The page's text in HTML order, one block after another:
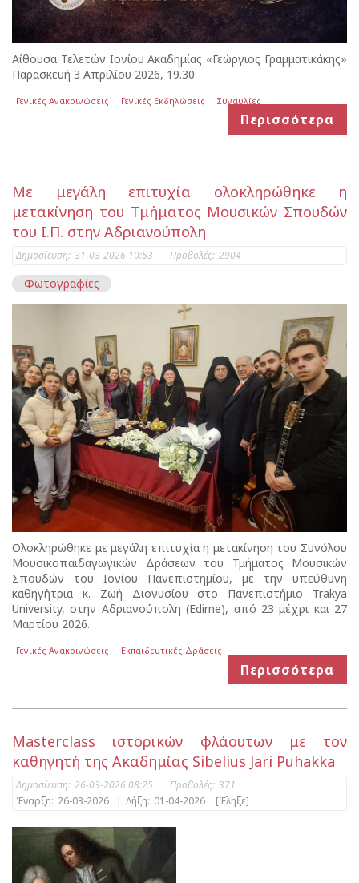
Αίθουσα Τελετών Ιονίου Ακαδημίας «Γεώργιος Γραμματικάκης»
Παρασκευή 3 Απριλίου 2026, 19.30
Γενικές Ανακοινώσεις Γενικές Εκδηλώσεις Συναυλίες
Περισσότερα
Με μεγάλη επιτυχία ολοκληρώθηκε η
μετακίνηση του Τμήματος Μουσικών Σπουδών
του Ι.Π. στην Αδριανούπολη
Δημοσίευση: 31-03-2026 10:53 | Προβολές: 2904
Φωτογραφίες
Ολοκληρώθηκε με μεγάλη επιτυχία η μετακίνηση του Συνόλου
Μουσικοπαιδαγωγικών Δράσεων του Τμήματος Μουσικών
Σπουδών του Ιονίου Πανεπιστημίου, με την υπεύθυνη
καθηγήτρια κ. Ζωή Διονυσίου στο Πανεπιστήμιο Trakya
University, στην Αδριανούπολη (Edirne), από 23 μέχρι και 27
Μαρτίου 2026.
Γενικές Ανακοινώσεις Εκπαιδευτικές Δράσεις
Περισσότερα
Μasterclass ιστορικών φλάουτων με τον
καθηγητή της Ακαδημίας Sibelius Jari Puhakka
Δημοσίευση: 26-03-2026 08:25 | Προβολές: 371
Έναρξη: 26-03-2026 | Λήξη: 01-04-2026 [Έληξε]